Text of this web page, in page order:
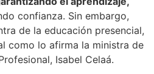
confianza. Sin embargo,
de la educación presencial,
como lo afirma la ministra de
Isabel Celaá.